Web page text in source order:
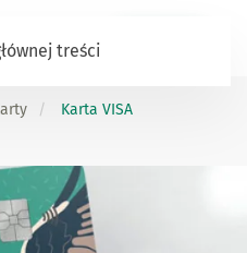
treści
Karta VISA